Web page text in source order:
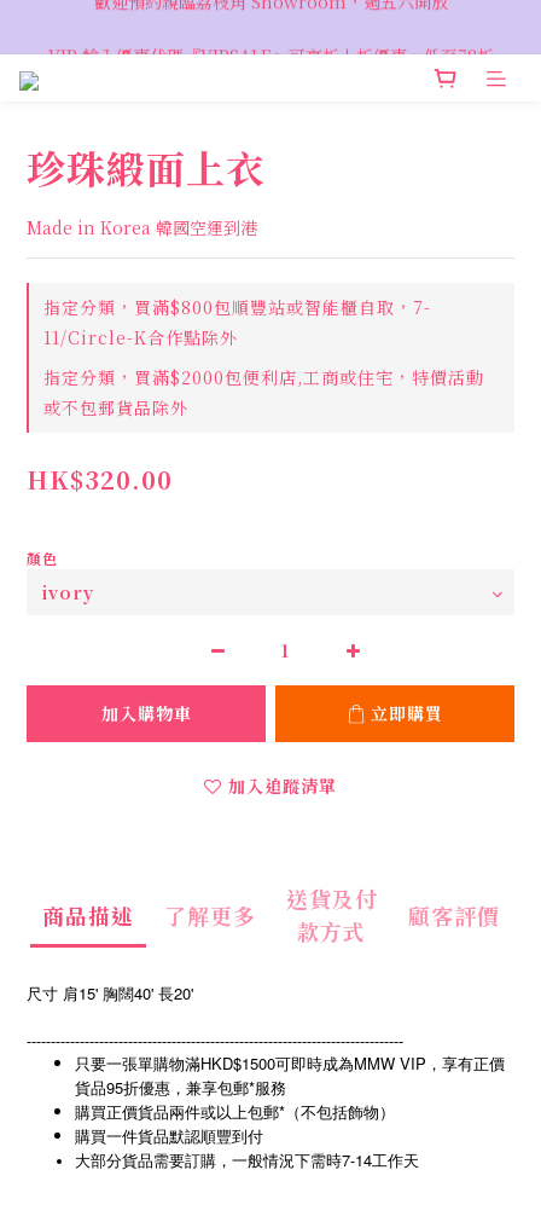
VIP 輸入優惠代碼『VIPSALE』可享折上折優惠，低至78折
珍珠緞面上衣
Made in Korea 韓國空運到港
指定分類，買滿$800包順豐站或智能櫃自取，7-
11/Circle-K合作點除外
指定分類，買滿$2000包便利店,工商或住宅，特價活動
或不包郵貨品除外
HK$320.00
顏色
加入購物車 立即購買
加入追蹤清單
商品描述 了解更多
送貨及付
款方式
顧客評價
尺寸 肩15' 胸闊40' 長20'
------------------------------------------------------------------------------
只要一張單購物滿HKD$1500可即時成為MMW VIP，享有正價
貨品95折優惠，兼享包郵*服務
購買正價貨品兩件或以上包郵*（不包括飾物）
購買一件貨品默認順豐到付
大部分貨品需要訂購，一般情況下需時7-14工作天